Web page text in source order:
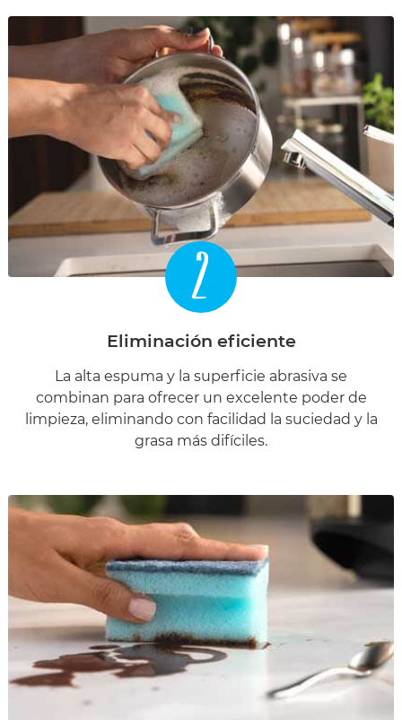
2
Eliminación eficiente
La alta espuma y la superficie abrasiva se
combinan para ofrecer un excelente poder de
limpieza, eliminando con facilidad la suciedad y la
grasa más difíciles.